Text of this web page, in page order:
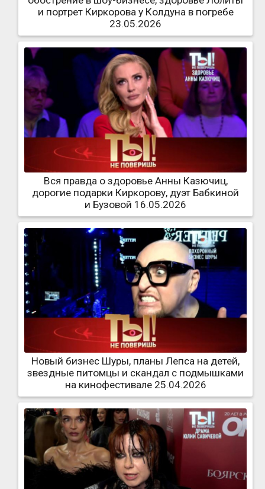
и портрет Киркорова у Колдуна в погребе
23.05.2026
Вся правда о здоровье Анны Казючиц,
дорогие подарки Киркорову, дуэт Бабкиной
и Бузовой 16.05.2026
Новый бизнес Шуры, планы Лепса на детей,
звездные питомцы и скандал с подмышками
на кинофестивале 25.04.2026